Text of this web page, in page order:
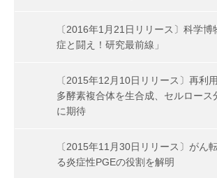
〔2016年1月21日リリース〕科学
症と闘え！研究最前線」
〔2015年12月10日リリース〕再利
多酵素複合体を生合成、セルロース
に期待
〔2015年11月30日リリース〕がん
る炎症性PGEの役割を解明